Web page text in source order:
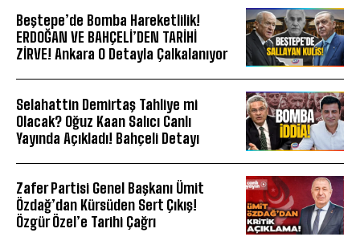
Beştepe’de Bomba Hareketlilik!
ERDOĞAN VE BAHÇELİ’DEN TARİHİ
ZİRVE! Ankara O Detayla Çalkalanıyor
Selahattin Demirtaş Tahliye mi
Olacak? Oğuz Kaan Salıcı Canlı
Yayında Açıkladı! Bahçeli Detayı
Zafer Partisi Genel Başkanı Ümit
Özdağ’dan Kürsüden Sert Çıkış!
Özgür Özel’e Tarihi Çağrı